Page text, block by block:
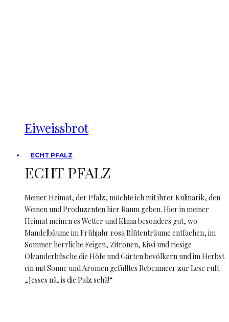
Eiweissbrot
ECHT PFALZ
ECHT PFALZ
Meiner Heimat, der Pfalz, möchte ich mit ihrer Kulinarik, den
Weinen und Produzenten hier Raum geben. Hier in meiner
Heimat meinen es Wetter und Klima besonders gut, wo
Mandelbäume im Frühjahr rosa Blütenträume entfachen, im
Sommer herrliche Feigen, Zitronen, Kiwi und riesige
Oleanderbüsche die Höfe und Gärten bevölkern und im Herbst
ein mit Sonne und Aromen gefülltes Rebenmeer zur Lese ruft:
„Jesses nä, is die Palz schä!“